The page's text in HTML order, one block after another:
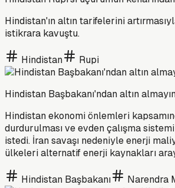
Hindistan'ın altın tarifelerini
istikrara kavuştu.
Hindistan Rupi
Hindistan Başbakanı'ndan altın
Hindistan ekonomi önlemleri
durdurulması ve evden çalışma
istedi. İran savaşı nedeniyle enerji
ülkeleri alternatif enerji kaynakları
Hindistan Başbakanı Narendra